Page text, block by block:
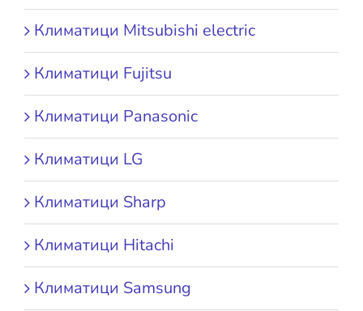
Климатици Mitsubishi electric
Климатици Fujitsu
Климатици Panasonic
Климатици LG
Климатици Sharp
Климатици Hitachi
Климатици Samsung